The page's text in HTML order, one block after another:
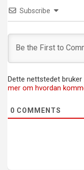
Subscribe
Dette nettstedet
mer om hvordan
0 COMMENTS